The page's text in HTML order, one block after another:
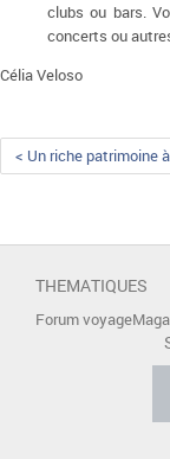
clubs ou bars.
concerts ou
Célia Veloso
< Un riche patrimoine
THEMATIQUES
Forum voyage